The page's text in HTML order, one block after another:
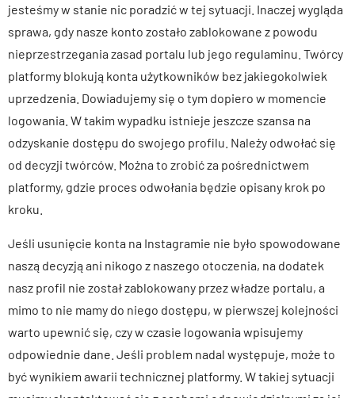
jesteśmy w stanie nic poradzić w tej sytuacji. Inaczej wygląda
sprawa, gdy nasze konto zostało zablokowane z powodu
nieprzestrzegania zasad portalu lub jego regulaminu. Twórcy
platformy blokują konta użytkowników bez jakiegokolwiek
uprzedzenia. Dowiadujemy się o tym dopiero w momencie
logowania. W takim wypadku istnieje jeszcze szansa na
odzyskanie dostępu do swojego profilu. Należy odwołać się
od decyzji twórców. Można to zrobić za pośrednictwem
platformy, gdzie proces odwołania będzie opisany krok po
kroku.
Jeśli usunięcie konta na Instagramie nie było spowodowane
naszą decyzją ani nikogo z naszego otoczenia, na dodatek
nasz profil nie został zablokowany przez władze portalu, a
mimo to nie mamy do niego dostępu, w pierwszej kolejności
warto upewnić się, czy w czasie logowania wpisujemy
odpowiednie dane. Jeśli problem nadal występuje, może to
być wynikiem awarii technicznej platformy. W takiej sytuacji